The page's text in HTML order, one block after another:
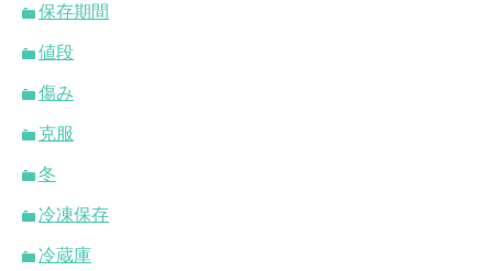
保存期間
値段
傷み
克服
冬
冷凍保存
冷蔵庫